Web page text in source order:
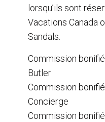
lorsqu’ils sont
Vacations Canada
Sandals.
Commission
Butler
Commission
Concierge
Commission